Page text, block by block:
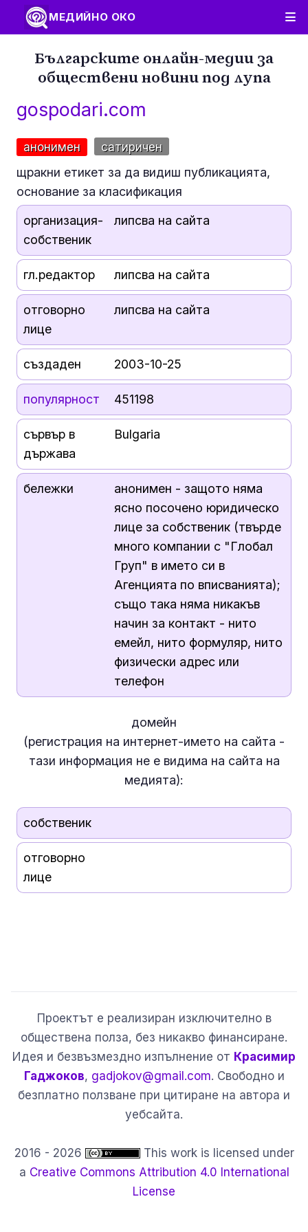
МЕДИЙНО ОКО
Българските онлайн-медии за
обществени новини под лупа
gospodari.com
анонимен сатиричен
щракни етикет за да видиш публикацията,
основание за класификация
организация-
собственик
липсва на сайта
гл.редактор липсва на сайта
отговорно
лице
липсва на сайта
създаден 2003-10-25
популярност 451198
сървър в
държава
Bulgaria
бележки
анонимен - защото няма
ясно посочено юридическо
лице за собственик (твърде
много компании с "Глобал
Груп" в името си в
Агенцията по вписванията);
също така няма никакъв
начин за контакт - нито
емейл, нито формуляр, нито
физически адрес или
телефон
домейн
(регистрация на интернет-името на сайта -
тази информация не евидима на сайта на
медията):
собственик
отговорно
лице
Проектът е реализиран изключително в
обществена полза, без никакво финансиране.
Идея и безвъзмездно изпълнение от Красимир
Гаджоков, gadjokov@gmail.com. Свободно и
безплатно ползване при цитиране на автора и
уебсайта.
2016 - 2026
This work is licensed under
a Creative Commons Attribution 4.0 International
License